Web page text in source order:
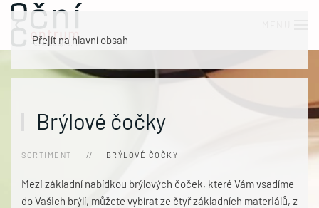
Přejít na hlavní obsah
Brýlové čočky
SORTIMENT BRÝLOVÉ ČOČKY
Mezi základní nabídkou brýlových čoček, které Vám vsadíme
do Vašich brýlí, můžete vybírat ze čtyř základních materiálů, z